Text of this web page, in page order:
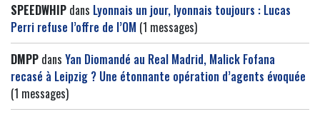
SPEEDWHIP dans Lyonnais un jour, lyonnais toujours : Lucas
Perri refuse l’offre de l’OM (1 messages)
DMPP dans Yan Diomandé au Real Madrid, Malick Fofana
recasé à Leipzig ? Une étonnante opération d’agents évoquée
(1 messages)